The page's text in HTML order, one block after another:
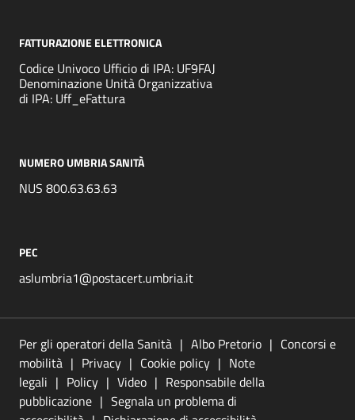
FATTURAZIONE ELETTRONICA
Codice Univoco Ufficio di IPA: UF9FAJ
Denominazione Unità Organizzativa
di IPA: Uff_eFattura
NUMERO UMBRIA SANITÀ
NUS 800.63.63.63
PEC
aslumbria1@postacert.umbria.it
Per gli operatori della Sanità Albo Pretorio
Concorsi e
mobilità
Privacy Cookie policy
Note
legali
Policy Video
Responsabile della
pubblicazione
Segnala un problema di